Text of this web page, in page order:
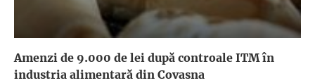
Amenzi de 9.000 de lei după controale ITM în
industria alimentară din Covasna